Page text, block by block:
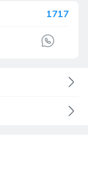
1717